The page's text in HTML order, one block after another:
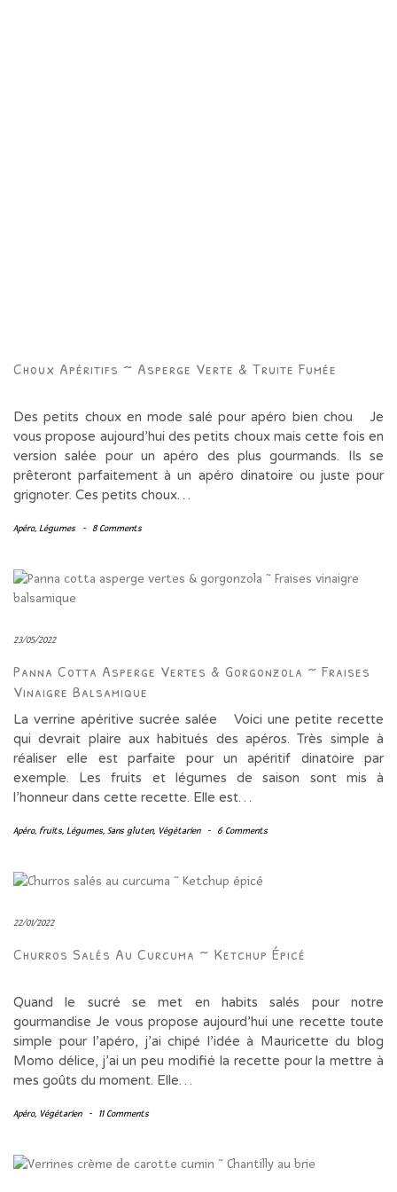
Choux Apéritifs ~ Asperge Verte & Truite Fumée
Des petits choux en mode salé pour apéro bien chou Je
vous propose aujourd’hui des petits choux mais cette fois en
version salée pour un apéro des plus gourmands. Ils se
prêteront parfaitement à un apéro dinatoire ou juste pour
grignoter. Ces petits choux…
Apéro, Légumes - 8 Comments
23/05/2022
Panna Cotta Asperge Vertes & Gorgonzola ~ Fraises
Vinaigre Balsamique
La verrine apéritive sucrée salée Voici une petite recette
qui devrait plaire aux habitués des apéros. Très simple à
réaliser elle est parfaite pour un apéritif dinatoire par
exemple. Les fruits et légumes de saison sont mis à
l’honneur dans cette recette. Elle est…
Apéro, fruits, Légumes, Sans gluten, Végétarien - 6 Comments
22/01/2022
Churros Salés Au Curcuma ~ Ketchup Épicé
Quand le sucré se met en habits salés pour notre
gourmandise Je vous propose aujourd’hui une recette toute
simple pour l’apéro, j’ai chipé l’idée à Mauricette du blog
Momo délice, j’ai un peu modifié la recette pour la mettre à
mes goûts du moment. Elle…
Apéro, Végétarien - 11 Comments